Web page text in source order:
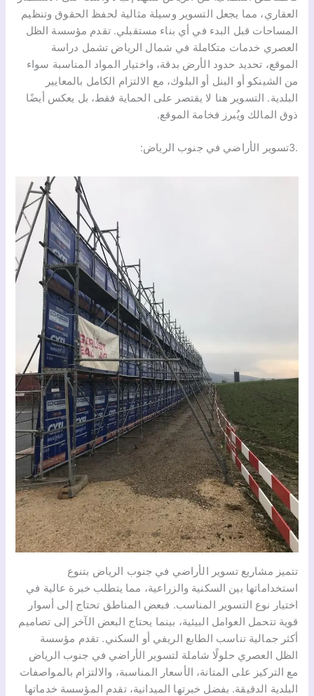
العقاري، مما يجعل التسوير وسيلة مثالية لحفظ الحقوق وتنظيم
المساحات قبل البدء في أي بناء مستقبلي. تقدم مؤسسة الظل
العصري خدمات متكاملة في شمال الرياض تشمل دراسة
الموقع، تحديد حدود الأرض بدقة، واختيار المواد المناسبة سواء
من الشينكو أو البنل أو البلوك، مع الالتزام الكامل بالمعايير
البلدية. التسوير هنا لا يقتصر على الحماية فقط، بل يعكس أيضًا
ذوق المالك ويُبرز فخامة الموقع.
.3تسوير الأراضي في جنوب الرياض:
تتميز مشاريع تسوير الأراضي في جنوب الرياض بتنوع
استخداماتها بين السكنية والزراعية، مما يتطلب خبرة عالية في
اختيار نوع التسوير المناسب. فبعض المناطق تحتاج إلى أسوار
قوية تتحمل العوامل البيئية، بينما يحتاج البعض الآخر إلى تصاميم
أكثر جمالية تناسب الطابع الريفي أو السكني. تقدم مؤسسة
الظل العصري حلولًا شاملة لتسوير الأراضي في جنوب الرياض
مع التركيز على المتانة، الأسعار المناسبة، والالتزام بالمواصفات
البلدية الدقيقة. بفضل خبرتها الميدانية، تقدم المؤسسة خدماتها